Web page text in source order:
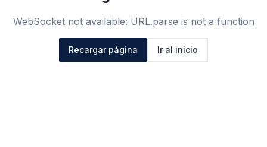
WebSocket not available: URL.parse is not a function
Recargar página Ir al inicio